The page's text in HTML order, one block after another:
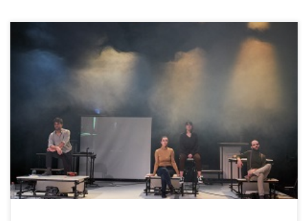
“celebrar” sea un tanto desafortunada) el ochenta aniversario del
exilio republicano de 1939. Fueron numerosos los actos que se
organizaron a nivel internacional, y también bastantes los
espectáculos que pudieron verse relacionados, de un modo u
otro, con el […]